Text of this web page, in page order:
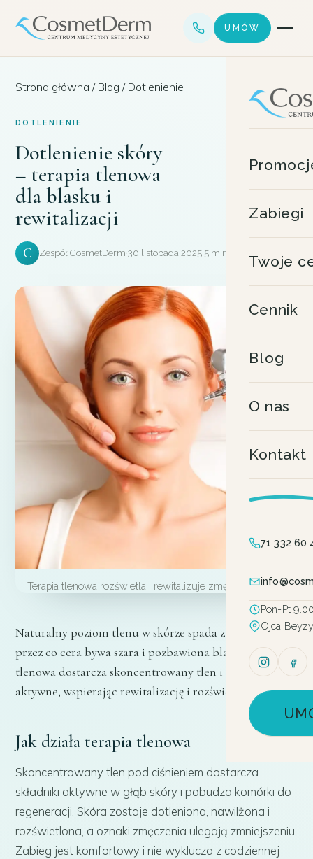
UMÓW
Zabiegi
Twoje
Cennik
Blog
O nas
Kontakt
71 332 60
Pon-Pt
Ojca
Strona główna / Blog / Dotlenienie
DOTLENIENIE
Dotlenienie skóry
– terapia tlenowa
dla blasku i
rewitalizacji
C Zespół CosmetDerm·30 listopada 2025·5 min czytania
Terapia tlenowa rozświetla i rewitalizuje zmęczoną skórę.
Naturalny poziom tlenu w skórze spada z wiekiem,
przez co cera bywa szara i pozbawiona blasku. Terapia
tlenowa dostarcza skoncentrowany tlen i składniki
aktywne, wspierając rewitalizację i rozświetlenie skóry.
Jak działa terapia tlenowa
Skoncentrowany tlen pod ciśnieniem dostarcza
składniki aktywne w głąb skóry i pobudza komórki do
regeneracji. Skóra zostaje dotleniona, nawilżona i
rozświetlona, a oznaki zmęczenia ulegają zmniejszeniu.
Zabieg jest komfortowy i nie wyklucza z codziennej